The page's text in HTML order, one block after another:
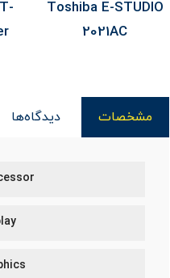
Panasonic PT-
VMZ62 Laser
مشخصات دیدگاه‌ها